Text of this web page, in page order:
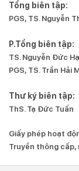
Tổng biên tập:
PGS, TS. Nguyễn
P.Tổng biên tập:
TS. Nguyễn Đức
PGS, TS. Trần Hải
Thư ký biên tập:
ThS. Tạ Đức Tuấn
Giấy phép hoạt
Truyền thông cấp,